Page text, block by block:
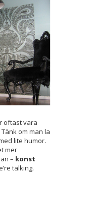
oftast vara
om man la
lite humor.
mer
– konst
talking.